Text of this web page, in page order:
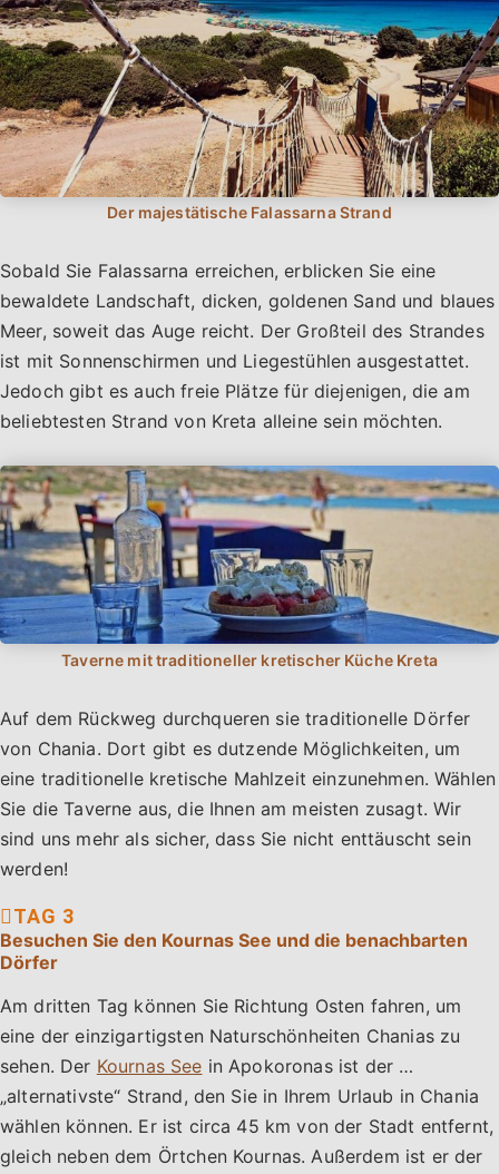
Sobald Sie Falassarna erreichen, erblicken Sie eine
bewaldete Landschaft, dicken, goldenen Sand und blaues
Meer, soweit das Auge reicht. Der Großteil des Strandes
ist mit Sonnenschirmen und Liegestühlen ausgestattet.
Jedoch gibt es auch freie Plätze für diejenigen, die am
beliebtesten Strand von Kreta alleine sein möchten.
Auf dem Rückweg durchqueren sie traditionelle Dörfer
von Chania. Dort gibt es dutzende Möglichkeiten, um
eine traditionelle kretische Mahlzeit einzunehmen. Wählen
Sie die Taverne aus, die Ihnen am meisten zusagt. Wir
sind uns mehr als sicher, dass Sie nicht enttäuscht sein
werden!
Besuchen Sie den Kournas See und die benachbarten
Dörfer
Am dritten Tag können Sie Richtung Osten fahren, um
eine der einzigartigsten Naturschönheiten Chanias zu
sehen. Der Kournas See in Apokoronas ist der …
„alternativste“ Strand, den Sie in Ihrem Urlaub in Chania
wählen können. Er ist circa 45 km von der Stadt entfernt,
gleich neben dem Örtchen Kournas. Außerdem ist er der